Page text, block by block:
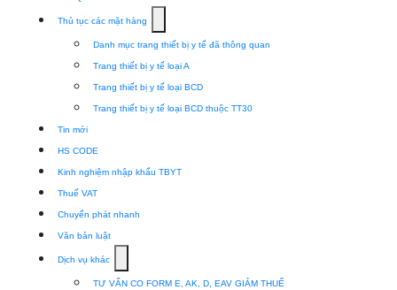
Thủ tục các mặt hàng
submenu
for
Thủ
tục
hàng
Danh mục trang thiết bị y tế đã thông quan
Trang thiết bị y tế loại A
Trang thiết bị y tế loại BCD
Trang thiết bị y tế loại BCD thuộc TT30
Tin mới
HS CODE
Kinh nghiệm nhập khẩu TBYT
Thuế VAT
Chuyển phát nhanh
Văn bản luật
Dịch vụ khác
submenu
TƯ VẤN CO FORM E, AK, D, EAV GIẢM THUẾ